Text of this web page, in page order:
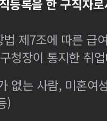
등록을 한 구직자
제7조에 따른 급
청장이 통지한 취
없는 사람, 미혼여
)